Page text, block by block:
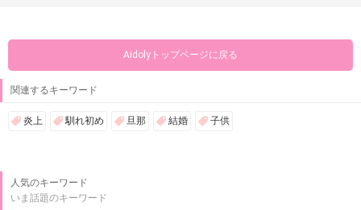
Aidolyトップページに戻る
関連するキーワード
炎上 馴れ初め 旦那 結婚 子供
人気のキーワード
いま話題のキーワード